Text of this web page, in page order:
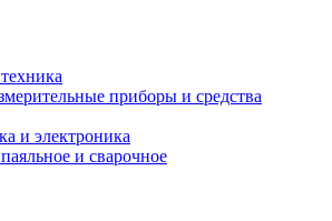
приборы и средства
и электроника
и сварочное